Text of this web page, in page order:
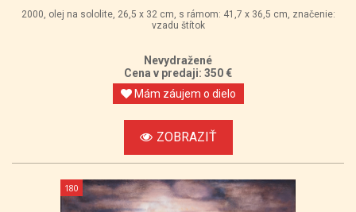
2000, olej na sololite, 26,5 x 32 cm, s rámom: 41,7 x 36,5 cm, značenie:
vzadu štítok
Nevydražené
Cena v predaji: 350 €
Mám záujem o dielo
ZOBRAZIŤ
180